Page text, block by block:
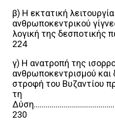
β) Η εκτατική
ανθρωποκεντρικού
λογική της
224
γ) Η ανατροπή της
ανθρωποκεντρισμού και
στροφή του Βυζαντίου
τη
230